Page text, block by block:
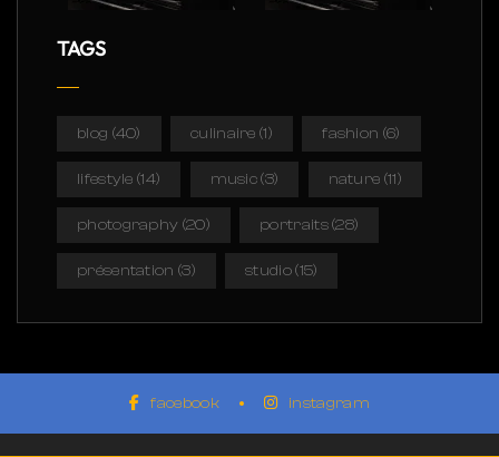
TAGS
blog (40) culinaire (1) fashion (6)
lifestyle (14) music(3) nature (11)
photography (20) portraits(28)
présentation (3) studio(15)
facebook instagram